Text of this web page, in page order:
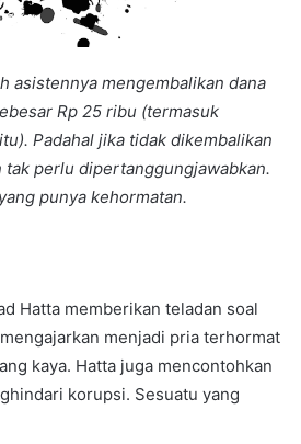
asistennya mengembalikan dana
Rp 25 ribu (termasuk
Padahal jika tidak dikembalikan
tak perlu dipertanggungjawabkan.
punya kehormatan.
Hatta memberikan teladan soal
menjadi pria terhormat
kaya. Hatta juga mencontohkan
korupsi. Sesuatu yang